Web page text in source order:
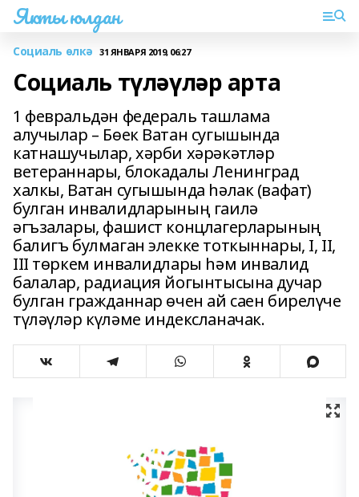
Якты юлдан
Социаль өлкә 31 ЯНВАРЯ 2019, 06:27
Социаль түләүләр арта
1 февральдән федераль ташлама
алучылар – Бөек Ватан сугышында
катнашучылар, хәрби хәрәкәтләр
ветераннары, блокадалы Ленинград
халкы, Ватан сугышында һәлак (вафат)
булган инвалидларының гаилә
әгъзалары, фашист концлагерларының
балигъ булмаган элекке тоткыннары, I, II,
III төркем инвалидлары һәм инвалид
балалар, радиация йогынтысына дучар
булган гражданнар өчен ай саен бирелүче
түләүләр күләме индексланачак.